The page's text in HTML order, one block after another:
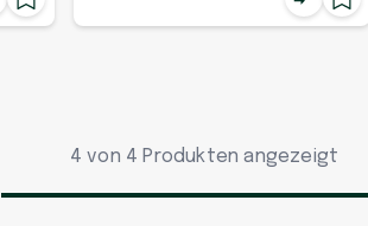
4 von 4 Produkten angezeigt